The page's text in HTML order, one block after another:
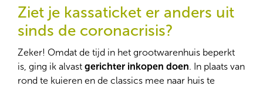
Ziet je kassaticket er anders uit
sinds de coronacrisis?
Zeker! Omdat de tijd in het grootwarenhuis beperkt
is, ging ik alvast gerichter inkopen doen. In plaats van
rond te kuieren en de classics mee naar huis te